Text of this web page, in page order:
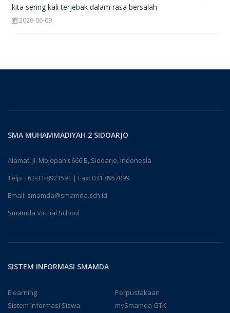
kita sering kali terjebak dalam rasa bersalah
2026-06-09
SMA MUHAMMADIYAH 2 SIDOARJO
Alamat: Jl. Mojopahit 666 B, Sidoarjo, Indonesia
Telp: +62-31-8921591 | Fax: 031 8957099
Email: smamda@smamda.sch.id
Smamda Virtual School
SISTEM INFORMASI SMAMDA
Elearning
Perpustakaan
Sistem Informasi Siswa
mySmamda GTK